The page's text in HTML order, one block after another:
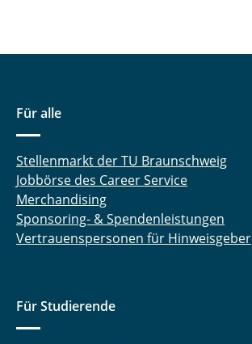
Für alle
Stellenmarkt der TU Braunschweig
Jobbörse des Career Service
Merchandising
Sponsoring- & Spendenleistungen
Vertrauenspersonen für Hinweisgeber
Für Studierende